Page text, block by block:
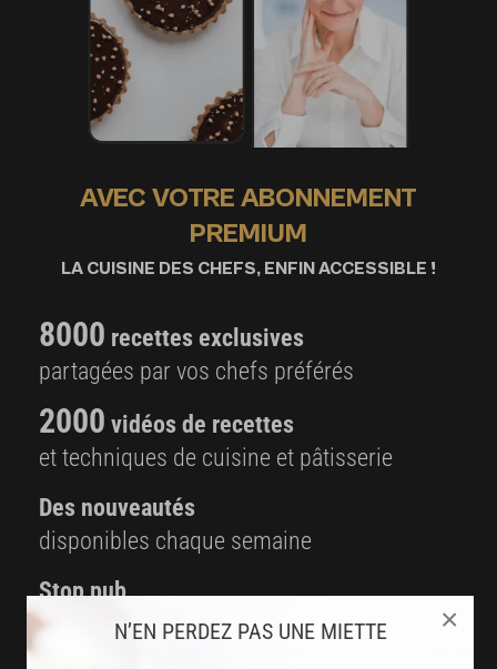
N’EN PERDEZ PAS UNE MIETTE ×
AVEC VOTRE ABONNEMENT
PREMIUM
LA CUISINE DES CHEFS, ENFIN ACCESSIBLE !
8000 recettes exclusives
partagées par vos chefs préférés
2000 vidéos de recettes
et techniques de cuisine et pâtisserie
Des nouveautés
disponibles chaque semaine
Stop pub
un service garanti sans publicité